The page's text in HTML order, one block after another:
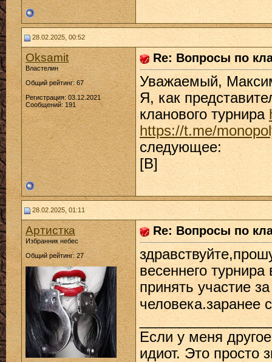
28.02.2025, 00:52
Oksamit
Властелин
Общий рейтинг: 67
Регистрация: 03.12.2021
Сообщений: 191
Re: Вопросы по
Уважаемый,
Я, как
кланового турнира
https://t.me/
следующее:
[B]
28.02.2025, 01:11
Артистка
Избранник небес
Общий рейтинг: 27
Re: Вопросы по
весеннего
принять участие
человека.заранее
Если у меня
идиот. Это просто